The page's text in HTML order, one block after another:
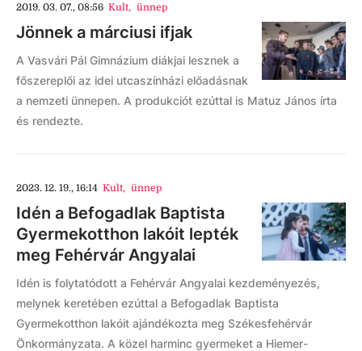
2019. 03. 07., 08:56 Kult, ünnep
Jönnek a márciusi ifjak
A Vasvári Pál Gimnázium diákjai lesznek a
főszereplői az idei utcaszínházi előadásnak
a nemzeti ünnepen. A produkciót ezúttal is Matuz János írta
és rendezte.
2023. 12. 19., 16:14 Kult, ünnep
Idén a Befogadlak Baptista
Gyermekotthon lakóit lepték
meg Fehérvár Angyalai
Idén is folytatódott a Fehérvár Angyalai kezdeményezés,
melynek keretében ezúttal a Befogadlak Baptista
Gyermekotthon lakóit ajándékozta meg Székesfehérvár
Önkormányzata. A közel harminc gyermeket a Hiemer-